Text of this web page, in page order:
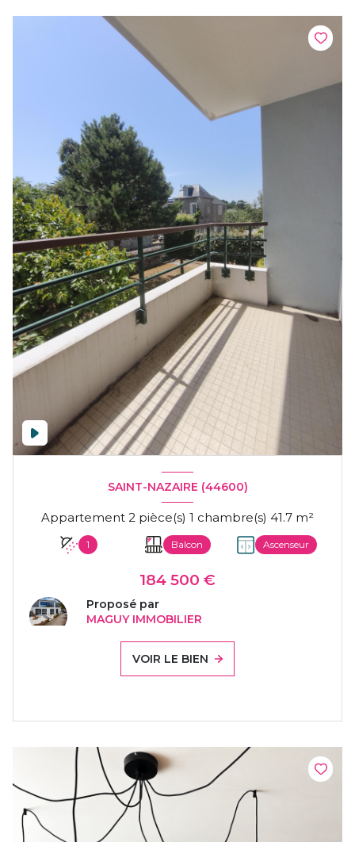
SAINT-NAZAIRE (44600)
Appartement 2 pièce(s) 1 chambre(s) 41.7 m²
1 Balcon Ascenseur
184 500 €
Proposé par
MAGUY IMMOBILIER
VOIR LE BIEN